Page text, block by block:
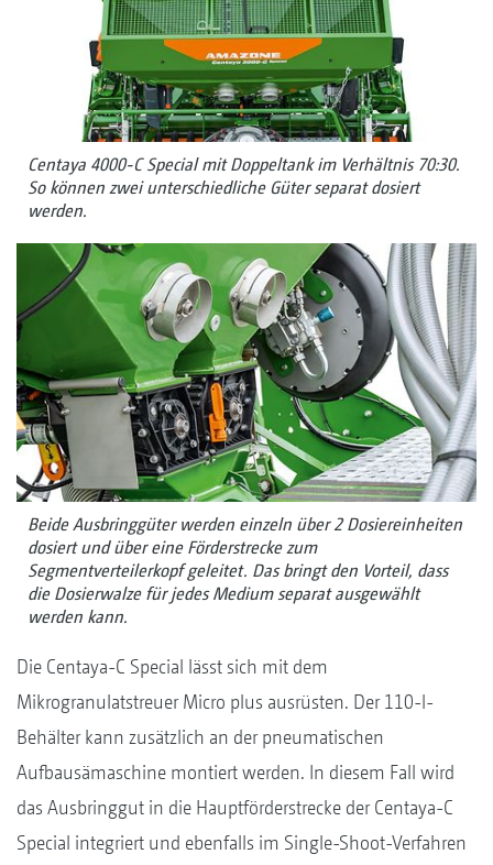
Centaya 4000-C Special mit Doppeltank im Verhältnis 70:30.
So können zwei unterschiedliche Güter separat dosiert
werden.
Beide Ausbringgüter werden einzeln über 2 Dosiereinheiten
dosiert und über eine Förderstrecke zum
Segmentverteilerkopf geleitet. Das bringt den Vorteil, dass
die Dosierwalze für jedes Medium separat ausgewählt
werden kann.
Die Centaya-C Special lässt sich mit dem
Mikrogranulatstreuer Micro plus ausrüsten. Der 110-l-
Behälter kann zusätzlich an der pneumatischen
Aufbausämaschine montiert werden. In diesem Fall wird
das Ausbringgut in die Hauptförderstrecke der Centaya-C
Special integriert und ebenfalls im Single-Shoot-Verfahren